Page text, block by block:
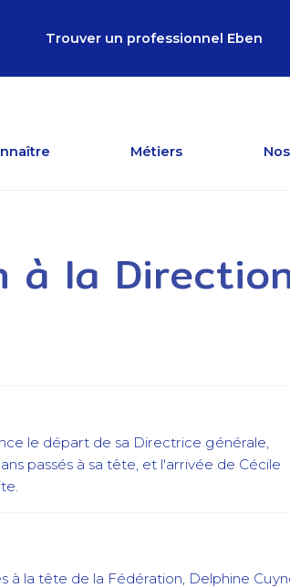
Trouver un professionnel Eben
Métiers
à la
le départ de sa Directrice générale,
passés à sa tête, et l'arrivée de Cécile
à la tête de la Fédération, Delphine